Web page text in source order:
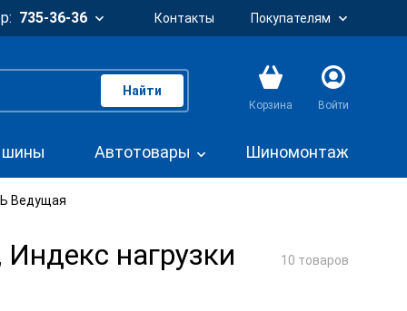
735-36-36 Контакты Покупателям
Найти
Корзина Войти
шины Автотовары Шиномонтаж
Ведущая
нагрузки 10 товаров